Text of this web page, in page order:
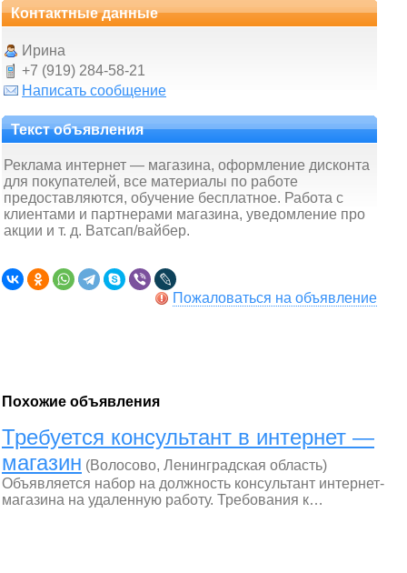
Контактные данные
Ирина
+7 (919) 284-58-21
Написать сообщение
Текст объявления
Реклама интернет — магазина, оформление дисконта
для покупателей, все материалы по работе
предоставляются, обучение бесплатное. Работа с
клиентами и партнерами магазина, уведомление про
акции и т. д. Ватсап/вайбер.
Пожаловаться на объявление
Похожие объявления
Требуется консультант в интернет —
магазин (Волосово, Ленинградская область)
Объявляется набор на должность консультант интернет-
магазина на удаленную работу. Требования к…